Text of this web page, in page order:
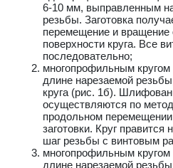
6-10 мм, выправленным
резьбы. Заготовка
перемещение и вращение
поверхности круга. Все
последовательно;
многопрофильным
длине нарезаемой
круга (рис. 1б).
осуществляются по
продольном
заготовки. Круг
шаг резьбы с винтовым
многопрофильным
длине нарезаемой